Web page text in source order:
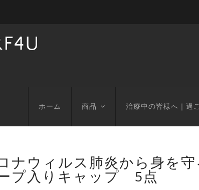
ホーム 商品 治療中の皆様へ｜過
ナウィルス肺炎から身を
プ入りキャップ 5点